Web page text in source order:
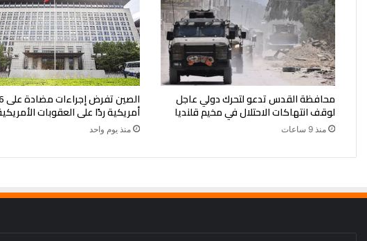
محافظة القدس تدعو لتحرك دولي عاجل
لوقف انتهاكات الاحتلال في مخيم قلنديا
منذ 9 ساعات
أمريكية ردًا على العقوبات
منذ يوم واحد